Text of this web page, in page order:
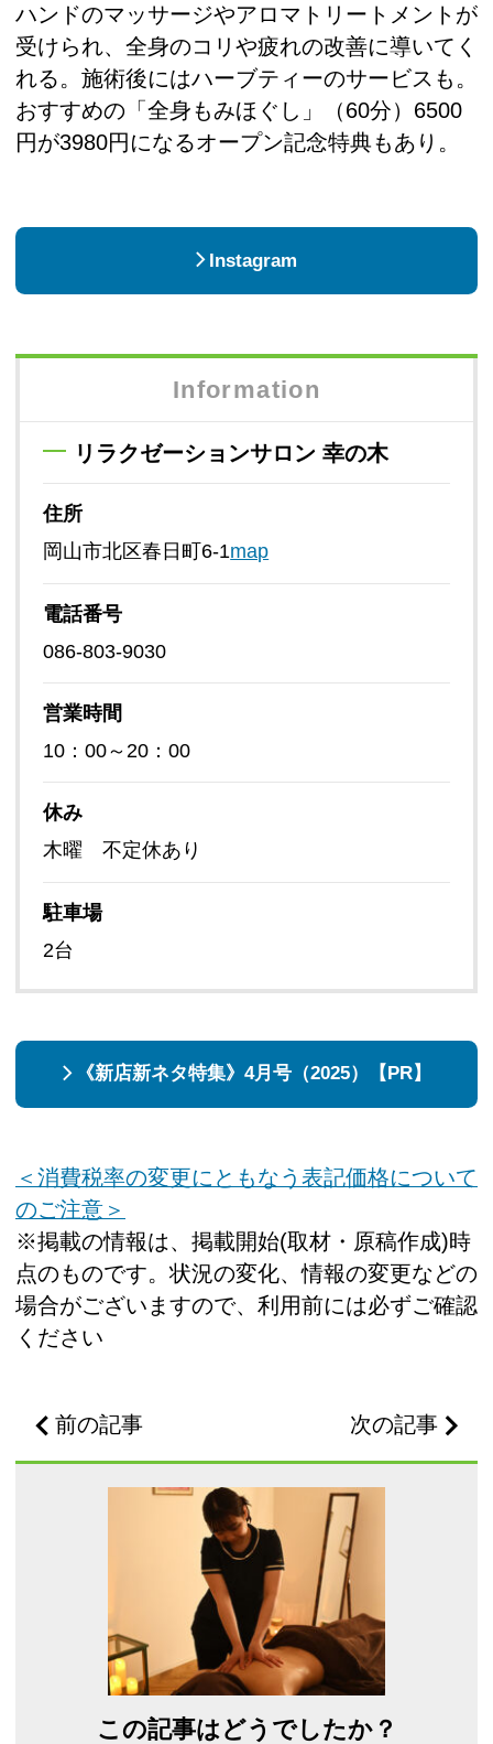
ハンドのマッサージやアロマトリートメントが
受けられ、全身のコリや疲れの改善に導いてく
れる。施術後にはハーブティーのサービスも。
おすすめの「全身もみほぐし」（60分）6500
円が3980円になるオープン記念特典もあり。
Instagram
Information
リラクゼーションサロン 幸の木
住所
岡山市北区春日町6‐1map
電話番号
086-803-9030
営業時間
10：00～20：00
休み
木曜 不定休あり
駐車場
2台
《新店新ネタ特集》4月号（2025）【PR】
＜消費税率の変更にともなう表記価格について
のご注意＞
※掲載の情報は、掲載開始(取材・原稿作成)時
点のものです。状況の変化、情報の変更などの
場合がございますので、利用前には必ずご確認
ください
前の記事 次の記事
この記事はどうでしたか？